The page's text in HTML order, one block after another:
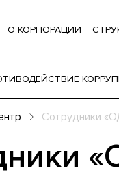
О КОРПОРАЦИИ
Сотрудники